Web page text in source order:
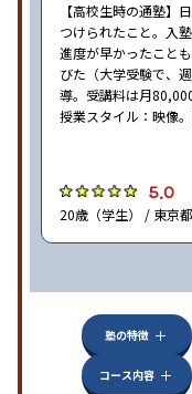
【高校生時の通塾】
つけられたこと。入
進度が早かったこと
びた（大学受験で、
導。受講料は月
授業スタイル：映像
5.0
20歳（学生） / 東京
塾の特徴
コース内容